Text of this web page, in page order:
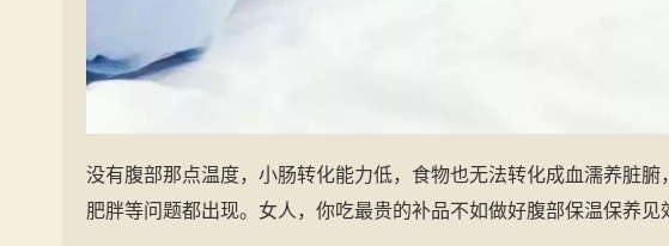
没有腹部那点温度，小肠转化能力低，食物也无法转化成血濡养脏腑
肥胖等问题都出现。女人，你吃最贵的补品不如做好腹部保温保养见